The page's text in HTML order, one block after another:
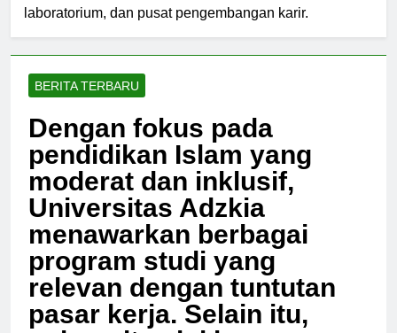
laboratorium, dan pusat pengembangan karir.
BERITA TERBARU
Dengan fokus pada
pendidikan Islam yang
moderat dan inklusif,
Universitas Adzkia
menawarkan berbagai
program studi yang
relevan dengan tuntutan
pasar kerja. Selain itu,